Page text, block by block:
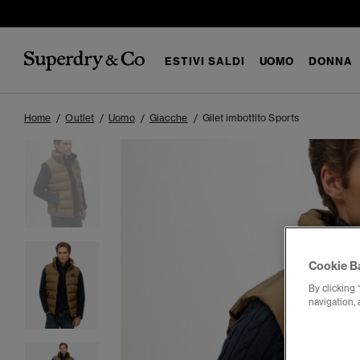
ESTIVI SALDI UOMO DONNA
Home Outlet Uomo Giacche Gilet imbottito Sports
Cookie
By clicking
navigation,